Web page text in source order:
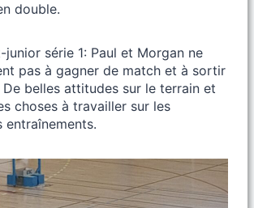
double.
junior série 1: Paul et Morgan ne
pas à gagner de match et à sortir
belles attitudes sur le terrain et
choses à travailler sur les
entraînements.